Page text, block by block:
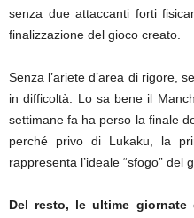
senza due attaccanti forti
finalizzazione del gioco creato.
Senza l’ariete d’area di rigore,
in difficoltà. Lo sa bene il
settimane fa ha perso la finale
perché privo di Lukaku, la
rappresenta l’ideale “sfogo” del
Del resto, le ultime giornate